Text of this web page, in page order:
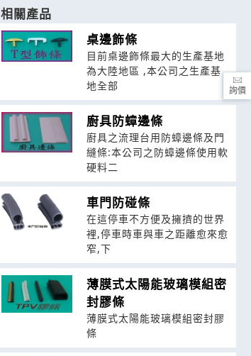
相關產品
桌邊飾條
目前桌邊飾條最大的生產基地
為大陸地區 ,本公司之生產基
地全部
廚具防蟑邊條
廚具之流理台用防蟑邊條及門
縫條:本公司之防蟑邊條使用軟
硬料二
車門防碰條
在這停車不方便及擁擠的世界
裡,停車時車與車之距離愈來愈
窄,下
薄膜式太陽能玻璃模組密
封膠條
薄膜式太陽能玻璃模組密封膠
條
詢價